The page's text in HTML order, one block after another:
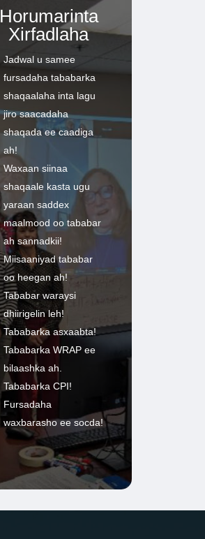
Horumarinta
Xirfadlaha
Jadwal u samee
fursadaha tababarka
shaqaalaha inta lagu
jiro saacadaha
shaqada ee caadiga
ah!
Waxaan siinaa
shaqaale kasta ugu
yaraan saddex
maalmood oo tababar
ah sannadkii!
Miisaaniyad tababar
oo heegan ah!
Tababar waraysi
dhiirigelin leh!
Tababarka asxaabta!
Tababarka WRAP ee
bilaashka ah.
Tababarka CPI!
Fursadaha
waxbarasho ee socda!